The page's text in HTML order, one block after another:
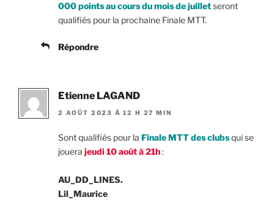
000 points au cours du mois de juilletseront
qualifiés pour la prochaine Finale MTT.
Répondre
Etienne LAGAND
2 AOÛT 2023 À 12 H 27 MIN
Sont qualifiés pour la Finale MTT des clubsqui se
jouera jeudi 10 août à 21h:
AU_DD_LINES.
Lil_Maurice